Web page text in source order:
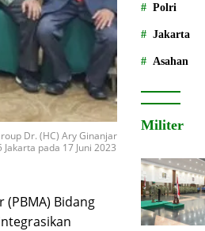
Dr. (HC) Ary Ginanjar
pada 17 Juni 2023
(PBMA) Bidang
Polri
Jakarta
Asahan
Militer